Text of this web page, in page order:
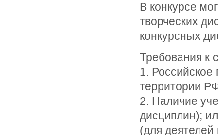
В конкурсе
творческих
конкурсных
Требования к
1. Российское
территории
2. Наличие
дисциплин);
(для деятелей